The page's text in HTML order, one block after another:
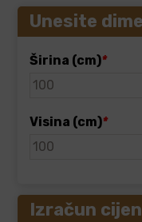
Unesite
Širina (cm)*
Visina (cm)*
Izračun